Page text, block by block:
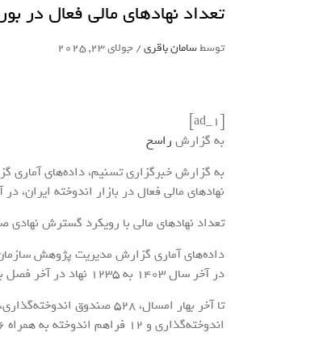
تعداد نهادهای مالی فعال در بورس ایران به
توسطسامان باقری/ جولای 23, 2025
به گزارش راسخ
به گزارش خبرگزاری تسنیم، داده‌های
نهادهای مالی فعال در بازار اندوخته ایران، در آخر فصل بهار 1404
تعداد نهادهای مالی با رویکرد گسترش نهادی صنعت
در آخر سال 1403 به 1235 نهاد در آخر فصل بهار امسال افزایش یافته است.
اندوخته‌گذاری و 12 فراهم اندوخته به همراه 96 نهاد مالی دیگر تحت نظارت سازمان بورس و اوراق بهادار فعالیت داشته‌اند.